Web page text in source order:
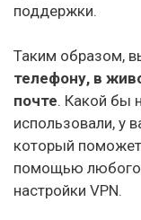
поддержки.
Таким образом,
телефону, в
почте. Какой бы
использовали, у
который
помощью любого
настройки VPN.